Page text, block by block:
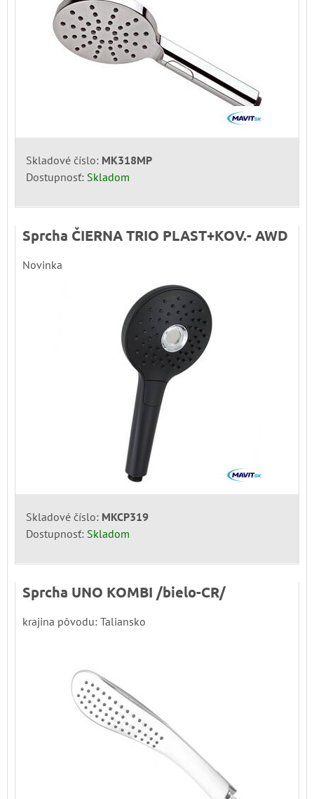
Skladové číslo: MK318MP
Dostupnosť: Skladom
Sprcha ČIERNA TRIO PLAST+KOV.- AWD
Novinka
Skladové číslo: MKCP319
Dostupnosť: Skladom
Sprcha UNO KOMBI /bielo-CR/
krajina pôvodu: Taliansko